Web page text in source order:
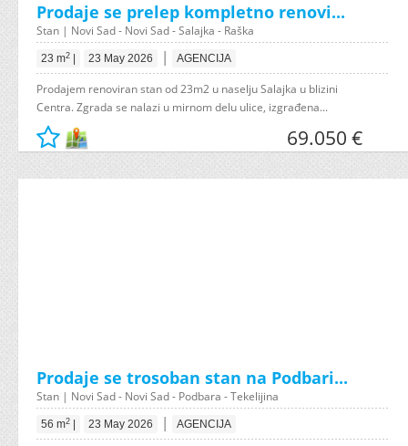
Prodaje se prelep kompletno renovi...
Stan | Novi Sad - Novi Sad - Salajka - Raška
23 m2 23 May 2026 | AGENCIJA
Prodajem renoviran stan od 23m2 u naselju Salajka u blizini
Centra. Zgrada se nalazi u mirnom delu ulice, izgrađena...
69.050 €
Prodaje se trosoban stan na Podbari...
Stan | Novi Sad - Novi Sad - Podbara - Tekelijina
56 m2 23 May 2026 | AGENCIJA